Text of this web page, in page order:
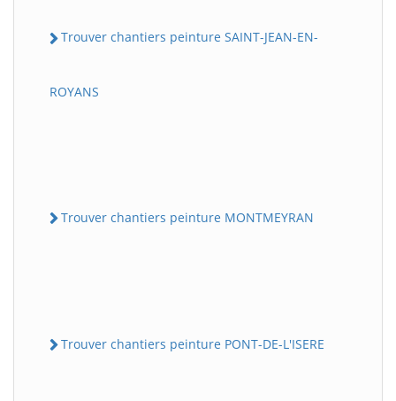
Trouver chantiers peinture SAINT-JEAN-EN-
ROYANS
Trouver chantiers peinture MONTMEYRAN
Trouver chantiers peinture PONT-DE-L'ISERE